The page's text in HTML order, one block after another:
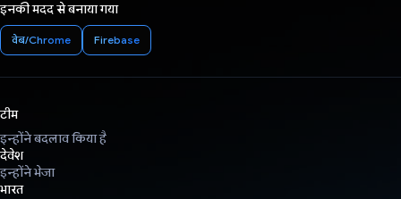
इनकी मदद से बनाया गया
वेब/Chrome Firebase
टीम
इन्होंने बदलाव किया है
देवेश
इन्होंने भेजा
भारत